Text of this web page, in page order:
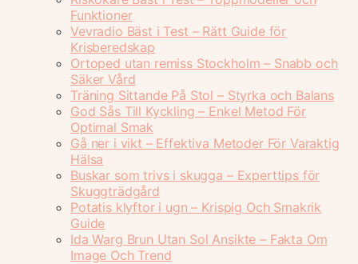
Funktioner
Vevradio Bäst i Test – Rätt Guide för
Krisberedskap
Ortoped utan remiss Stockholm – Snabb och
Säker Vård
Träning Sittande På Stol – Styrka och Balans
God Sås Till Kyckling – Enkel Metod För
Optimal Smak
Gå ner i vikt – Effektiva Metoder För Varaktig
Hälsa
Buskar som trivs i skugga – Experttips för
Skuggträdgård
Potatis klyftor i ugn – Krispig Och Smakrik
Guide
Ida Warg Brun Utan Sol Ansikte – Fakta Om
Image Och Trend